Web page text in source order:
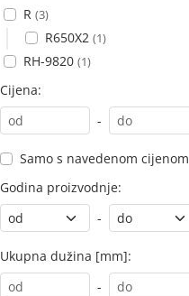
R (3)
R650X2 (1)
RH-9820 (1)
Cijena:
-
Samo s navedenom cijenom
Godina proizvodnje:
-
Ukupna dužina [mm]:
-